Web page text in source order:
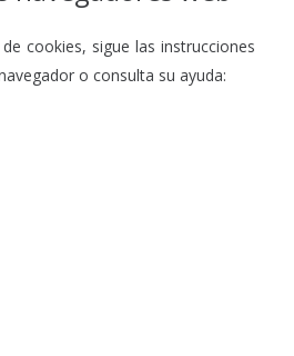
cookies, sigue las instrucciones
o consulta su ayuda: